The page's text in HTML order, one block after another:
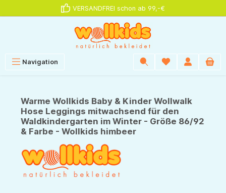
VERSANDFREI schon ab 99,-€
Navigation
Warme Wollkids Baby & Kinder Wollwalk
Hose Leggings mitwachsend für den
Waldkindergarten im Winter - Größe 86/92
& Farbe - Wollkids himbeer